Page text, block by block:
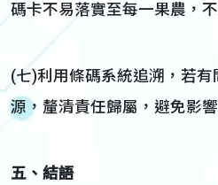
碼卡不易落實至每一果農，
(七)利用條碼系統追溯，若
源，釐清責任歸屬，避免影
五、結語